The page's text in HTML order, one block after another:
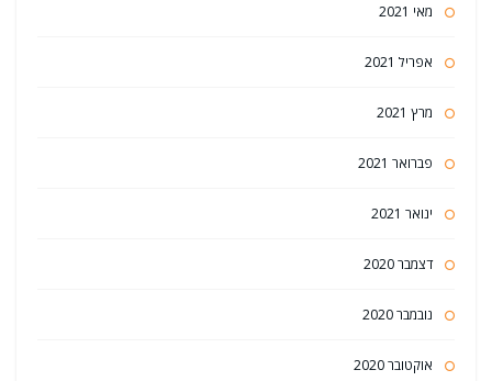
מאי 2021
אפריל 2021
מרץ 2021
פברואר 2021
ינואר 2021
דצמבר 2020
נובמבר 2020
אוקטובר 2020